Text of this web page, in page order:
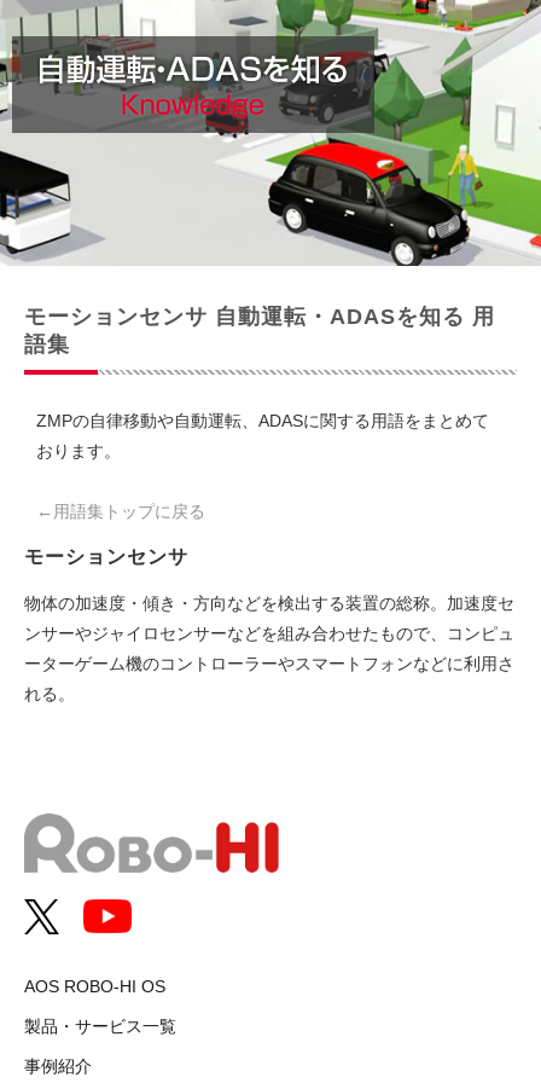
モーションセンサ 自動運転・ADASを知る 用
語集
ZMPの自律移動や自動運転、ADASに関する用語をまとめて
おります。
←用語集トップに戻る
モーションセンサ
物体の加速度・傾き・方向などを検出する装置の総称。加速度セ
ンサーやジャイロセンサーなどを組み合わせたもので、コンピュ
ーターゲーム機のコントローラーやスマートフォンなどに利用さ
れる。
AOS ROBO-HI OS
製品・サービス一覧
事例紹介